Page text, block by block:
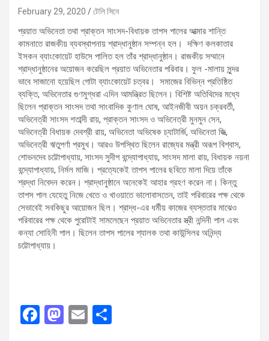
February 29, 2020 টেলি সিনে
প্রয়াত অভিনেতা তথা প্রাক্তন সাংসদ-বিধায়ক তাপস পালের আত্মার শান্তি
কামনাতে রাজকীয় ব্যবস্থাপনায় শ্রাদ্ধানুষ্ঠান সম্পন্ন হল। দক্ষিণ কলকাতার
ইসকন ব্যাংকোয়েট হাউসে পালিত হল তাঁর শ্রাদ্ধানুষ্ঠান। রাজকীয় সম্মানে
শ্রাদ্ধানুষ্ঠানের অয়োজন করেছিল প্রয়াত অভিনেতার পরিবার। ফুল -মালায় সুন্দর
ভাবে সাজানো হয়েছিল গোটা ব্যাংকোয়েট চত্বর। সমাজের বিভিন্ন প্রতিষ্ঠিত
ব্যক্তি, অভিনেতার গুণমুগ্ধরা এদিন আমন্ত্রিত ছিলেন। বিশিষ্ট অতিথিদের মধ্যে
ছিলেন প্রাক্তন সাংসদ তথা সাংবাদিক কুণাল ঘোষ, আইনজীবী অয়ন চক্রবর্তী,
অভিনেত্রী সাংসদ শতাব্দী রায়, প্রাক্তন সাংসদ ও অভিনেত্রী মুনমুন সেন,
অভিনেত্রী বিধায়ক দেবশ্রী রায়, অভিনেতা অভিষেক চ্যাটার্জি, অভিনেতা জিত্‍,
অভিনেত্রী ঋতুপর্ণা প্রমুখ। আরও উপস্থিত ছিলেন রাজ্যের মন্ত্রী অরূপ বিশ্বাস,
শোভনদেব চট্টোপাধ্যায়, সাংসদ সুদীপ বন্দ্যোপাধ্যায়, সাংসদ মালা রায়, বিধায়ক নয়না
বন্দ্যোপাধ্যায়, নির্মল মাজি। প্রত্যেকেই তাপস পালের ছবিতে মালা দিয়ে তাঁকে
শ্রদ্ধা নিবেদন করেন। শ্রাদ্ধানুষ্ঠানে অনেকেই আহার গ্রহণ করেন না। কিন্তু
তাপস পাল যেহেতু নিজে খেতে ও খাওয়াতে ভালোবাসতেন, তাই পরিবারের পক্ষ থেকে
সেভাবেই সবকিছুর আয়োজন ছিল। শ্রাদ্ধ-এর ধর্মীয় কাজের ব্যস্ততার মাঝেও
পরিবারের পক্ষ থেকে পুরোটাই সামলেছেন প্রয়াত অভিনেতার স্ত্রী নন্দিনী পাল এবং
কন্যা সোহিনী পাল। ছিলেন তাপস পালের শ্যালক তথা কাউন্সিলর অনিন্দ্য
চট্টোপাধ্যায়।
F
M E